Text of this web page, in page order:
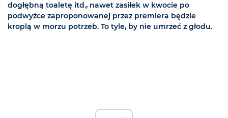
dogłębną toaletę itd., nawet zasiłek w kwocie po
podwyżce zaproponowanej przez premiera będzie
kroplą w morzu potrzeb. To tyle, by nie umrzeć z głodu.